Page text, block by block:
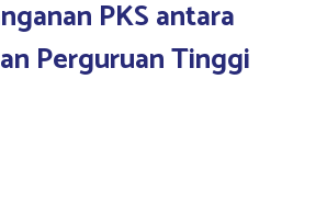
PKS antara
Perguruan Tinggi